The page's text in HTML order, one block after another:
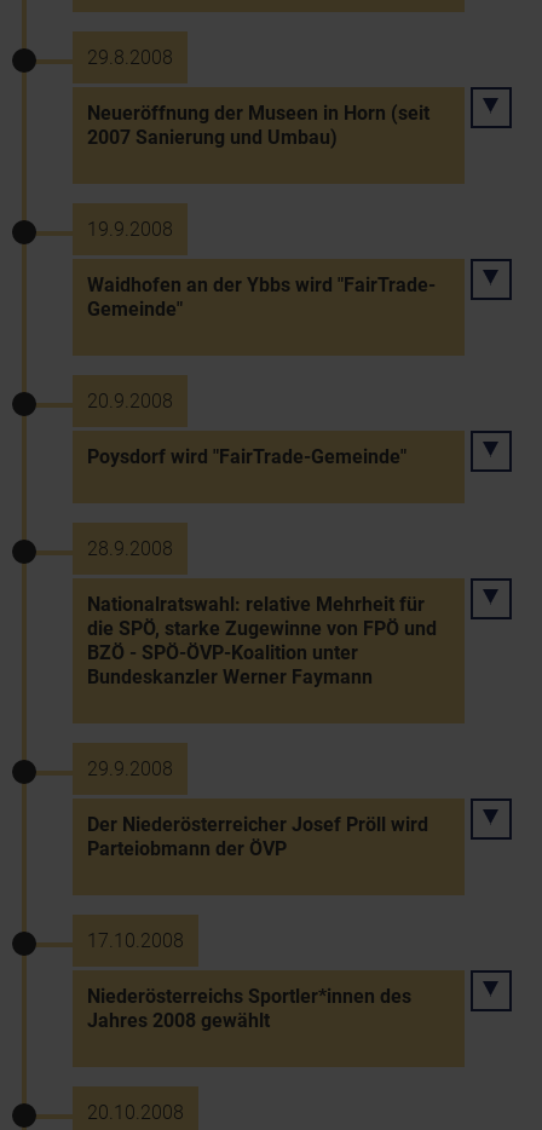
29.8.2008
Neueröffnung der Museen in Horn (seit
2007 Sanierung und Umbau)
19.9.2008
Waidhofen an der Ybbs wird "FairTrade-
Gemeinde"
20.9.2008
Poysdorf wird "FairTrade-Gemeinde"
28.9.2008
Nationalratswahl: relative Mehrheit für
die SPÖ, starke Zugewinne von FPÖ und
BZÖ - SPÖ-ÖVP-Koalition unter
Bundeskanzler Werner Faymann
29.9.2008
Der Niederösterreicher Josef Pröll wird
Parteiobmann der ÖVP
17.10.2008
Niederösterreichs Sportler*innen des
Jahres 2008 gewählt
20.10.2008